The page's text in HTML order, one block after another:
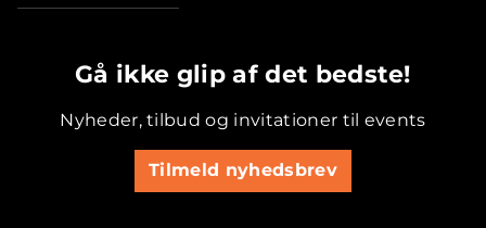
Gå ikke glip af det bedste!
Nyheder, tilbud og invitationer til events
Tilmeld nyhedsbrev